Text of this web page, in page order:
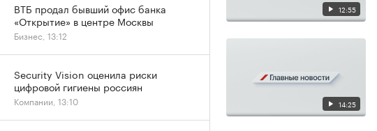
12:55
14:25
ВТБ продал бывший офис банка
«Открытие» в центре Москвы
Бизнес, 13:12
Security Vision оценила риски
цифровой гигиены россиян
Компании, 13:10